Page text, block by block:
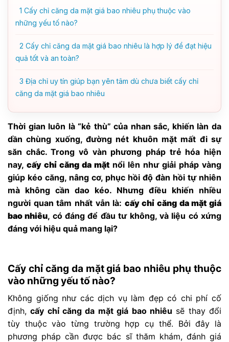
1 Cấy chỉ căng da mặt giá bao nhiêu phụ thuộc vào
những yếu tố nào?
2 Cấy chỉ căng da mặt giá bao nhiêu là hợp lý để đạt hiệu
quả tốt và an toàn?
3 Địa chỉ uy tín giúp bạn yên tâm dù chưa biết cấy chỉ
căng da mặt giá bao nhiêu
Thời gian luôn là “kẻ thù” của nhan sắc, khiến làn da
dần chùng xuống, đường nét khuôn mặt mất đi sự
săn chắc. Trong vô vàn phương pháp trẻ hóa hiện
nay, cấy chỉ căng da mặt nổi lên như giải pháp vàng
giúp kéo căng, nâng cơ, phục hồi độ đàn hồi tự nhiên
mà không cần dao kéo. Nhưng điều khiến nhiều
người quan tâm nhất vẫn là: cấy chỉ căng da mặt giá
bao nhiêu, có đáng để đầu tư không, và liệu có xứng
đáng với hiệu quả mang lại?
Cấy chỉ căng da mặt giá bao nhiêu phụ thuộc
vào những yếu tố nào?
Không giống như các dịch vụ làm đẹp có chi phí cố
định,cấy chỉ căng da mặt giá bao nhiêu sẽ thay đổi
tùy thuộc vào từng trường hợp cụ thể. Bởi đây là
phương pháp cần được bác sĩ thăm khám, đánh giá